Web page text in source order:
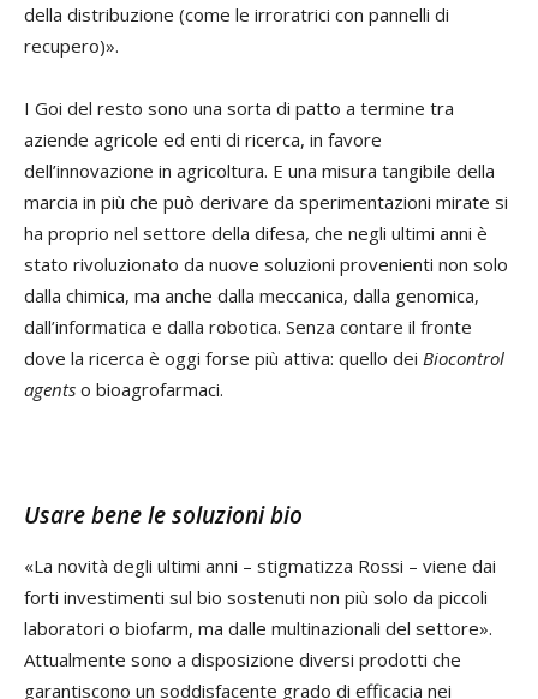
della distribuzione (come le irroratrici con pannelli di
recupero)».
I Goi del resto sono una sorta di patto a termine tra
aziende agricole ed enti di ricerca, in favore
dell’innovazione in agricoltura. E una misura tangibile della
marcia in più che può derivare da sperimentazioni mirate si
ha proprio nel settore della difesa, che negli ultimi anni è
stato rivoluzionato da nuove soluzioni provenienti non solo
dalla chimica, ma anche dalla meccanica, dalla genomica,
dall’informatica e dalla robotica. Senza contare il fronte
dove la ricerca è oggi forse più attiva: quello dei Biocontrol
agents o bioagrofarmaci.
Usare bene le soluzioni bio
«La novità degli ultimi anni – stigmatizza Rossi – viene dai
forti investimenti sul bio sostenuti non più solo da piccoli
laboratori o biofarm, ma dalle multinazionali del settore».
Attualmente sono a disposizione diversi prodotti che
garantiscono un soddisfacente grado di efficacia nei